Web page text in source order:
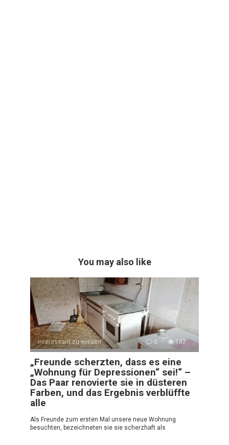
You may also like
Interessant zu wissen 0 187
„Freunde scherzten, dass es eine
„Wohnung für Depressionen“ sei!“ –
Das Paar renovierte sie in düsteren
Farben, und das Ergebnis verblüffte
alle
Als Freunde zum ersten Mal unsere neue Wohnung
besuchten, bezeichneten sie sie scherzhaft als